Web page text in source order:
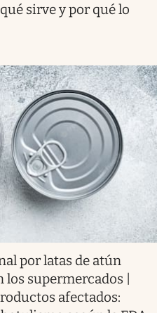
sirve y por qué lo
por latas de atún
supermercados |
afectados: